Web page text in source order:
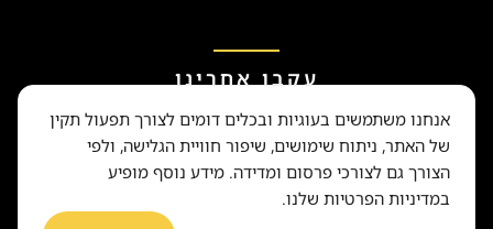
עקבו אחרינו
אנחנו משתמשים בעוגיות ובכלים דומים לצורך תפעול תקין
של האתר, ניתוח שימושים, שיפור חוויית הגלישה, ולפי
הצורך גם לצורכי פרסום ומדידה. מידע נוסף מופיע
במדיניות הפרטיות שלנו.